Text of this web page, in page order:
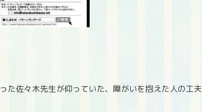
た佐々木先生が仰っていた、障がいを抱えた人の工夫